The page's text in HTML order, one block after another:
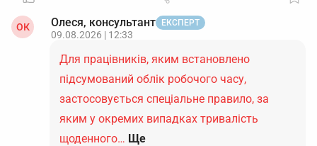
ОК Олеся, консультант ЕКСПЕРТ
09.08.2026 | 12:33
Для працівників, яким встановлено
підсумований облік робочого часу,
застосовується спеціальне правило, за
яким у окремих випадках тривалість
щоденного… Ще